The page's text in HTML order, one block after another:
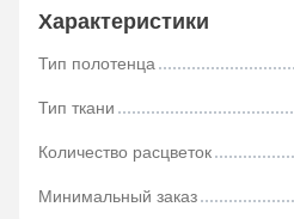
Характеристики
Тип полотенца
Тип ткани
Количество расцветок
Минимальный заказ